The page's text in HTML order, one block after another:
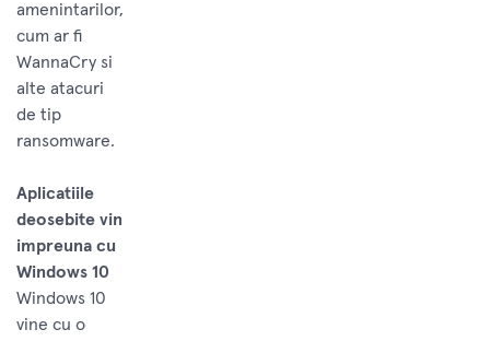
amenintarilor,
cum ar fi
WannaCry si
alte atacuri
de tip
ransomware.
Aplicatiile
deosebite vin
impreuna cu
Windows 10
Windows 10
vine cu o